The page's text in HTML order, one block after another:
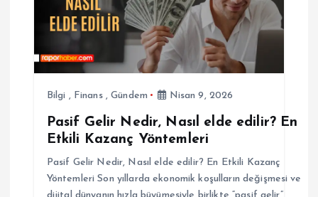
Bilgi , Finans,Gündem Nisan 9, 2026
Pasif Gelir Nedir, Nasıl elde edilir? En
Etkili Kazanç Yöntemleri
Pasif Gelir Nedir, Nasıl elde edilir? En Etkili Kazanç
Yöntemleri Son yıllarda ekonomik koşulların değişmesi ve